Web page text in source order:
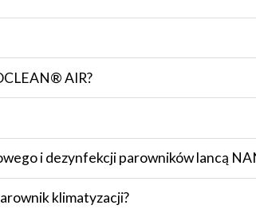
AIR?
i dezynfekcji parowników lancą
klimatyzacji?